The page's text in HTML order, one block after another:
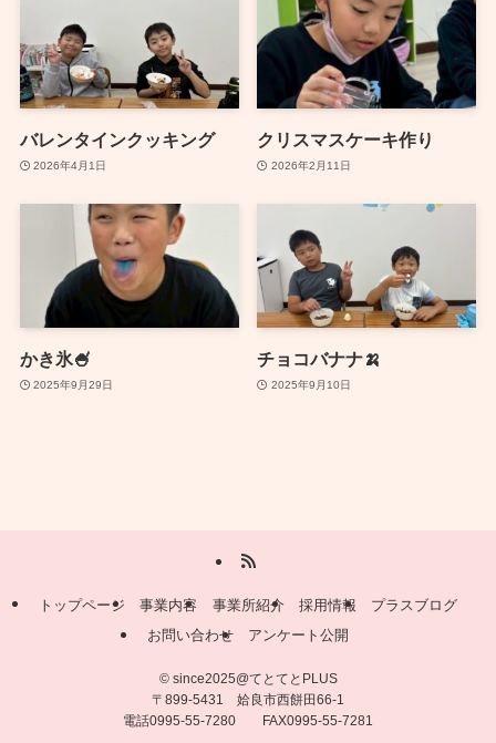
バレンタインクッキング
2026年4月1日
クリスマスケーキ作り
2026年2月11日
かき氷🍧
2025年9月29日
チョコバナナ🍌
2025年9月10日
トップページ 事業内容 事業所紹介 採用情報
プラスブログ
お問い合わせ
アンケート公開
©since2025@てとてとPLUS
〒899-5431 姶良市西餅田66-1
電話0995-55-7280 FAX0995-55-7281